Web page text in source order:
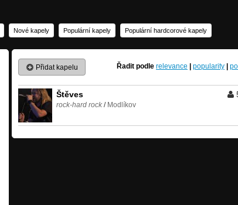
Nové kapely Populární kapely Populární hardcorové kapely
Přidat kapelu Řadit podle relevance popularity
Štěves
rock-hard rock / Modlíkov